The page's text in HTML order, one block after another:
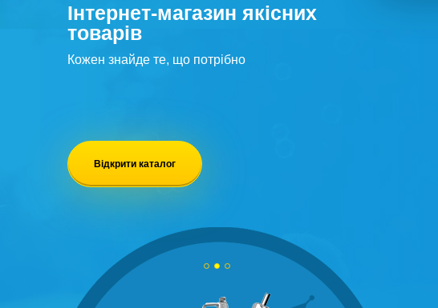
Інтернет-магазин якісних
товарів
Кожен знайде те, що потрібно
Відкрити каталог